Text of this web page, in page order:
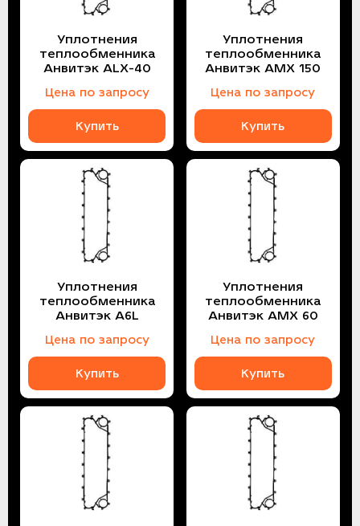
Уплотнения
теплообменника
Анвитэк ALX-40
Цена по запросу
Купить
Уплотнения
теплообменника
Анвитэк AMX 150
Цена по запросу
Купить
Уплотнения
теплообменника
Анвитэк A6L
Цена по запросу
Купить
Уплотнения
теплообменника
Анвитэк AMX 60
Цена по запросу
Купить